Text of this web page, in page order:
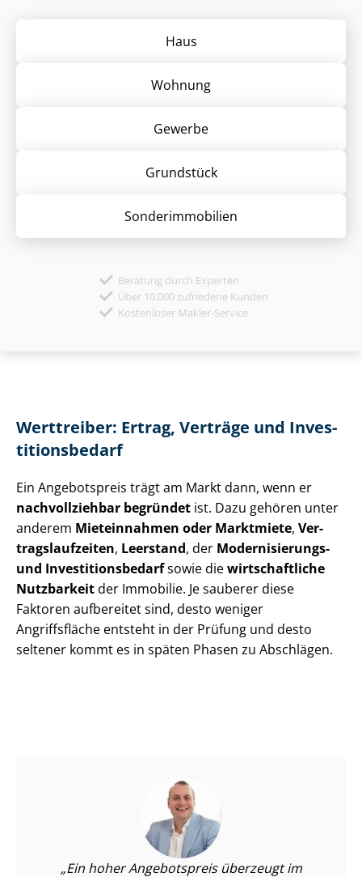
Haus
Wohnung
Gewerbe
Grund­stück
Sonder­immobilien
Beratung durch Experten
Über 10.000 zufriedene Kunden
Kostenloser Makler-Service
Werttreiber: Ertrag, Verträge und In­ves­
ti­ti­ons­be­darf
Ein Angebotspreis trägt am Markt dann, wenn er
nachvollziehbar begründet ist. Dazu gehören unter
anderem Mieteinnahmen oder Marktmiete, Ver­
trags­lauf­zei­ten, Leerstand, der Modernisierungs-
und In­ves­ti­ti­ons­be­darfsowie diewirtschaftliche
Nutzbarkeitder Immobilie. Je sauberer diese
Faktoren aufbereitet sind, desto weniger
Angriffsfläche entsteht in der Prüfung und desto
seltener kommt es in späten Phasen zu Abschlägen.
Ein hoher Angebotspreis überzeugt im